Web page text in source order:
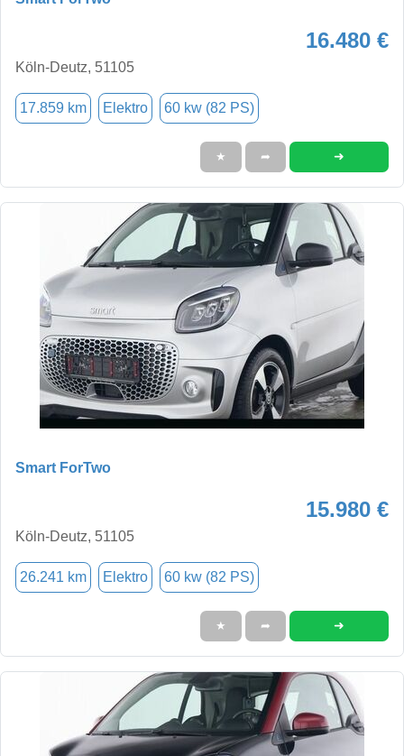
16.480 €
Köln-Deutz, 51105
17.859 km Elektro 60 kw (82 PS)
★ ➦ ➜
Smart ForTwo
15.980 €
Köln-Deutz, 51105
26.241 km Elektro 60 kw (82 PS)
★ ➦ ➜